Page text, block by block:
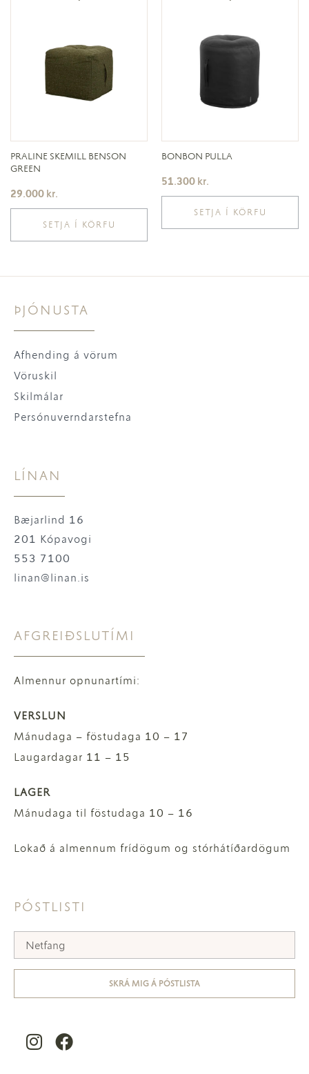
PRALINE SKEMILL BENSON
GREEN
29.000 kr.
SETJA Í KÖRFU
BONBON PULLA
51.300 kr.
SETJA Í KÖRFU
ÞJÓNUSTA
Afhending á vörum
Vöruskil
Skilmálar
Persónuverndarstefna
LÍNAN
Bæjarlind 16
201 Kópavogi
553 7100
linan@linan.is
AFGREIÐSLUTÍMI
Almennur opnunartími:
VERSLUN
Mánudaga – föstudaga 10 – 17
Laugardagar 11 – 15
LAGER
Mánudaga til föstudaga 10 – 16
Lokað á almennum frídögum og stórhátíðardögum
PÓSTLISTI
SKRÁ MIG Á PÓSTLISTA